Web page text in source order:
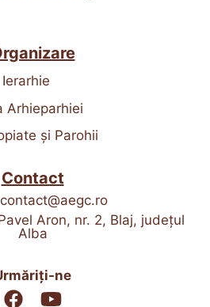
Ierarhie
Arhieparhiei
și Parohii
Contact
contact@aegc.ro
Aron, nr. 2, Blaj, județul
Alba
ne